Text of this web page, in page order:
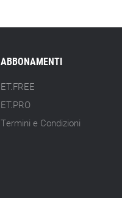
ABBONAMENTI
ET.FREE
ET.PRO
Termini e Condizioni